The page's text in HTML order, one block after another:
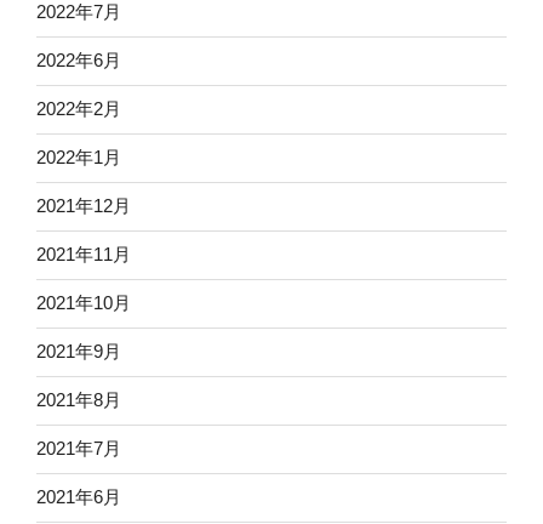
2022年7月
2022年6月
2022年2月
2022年1月
2021年12月
2021年11月
2021年10月
2021年9月
2021年8月
2021年7月
2021年6月